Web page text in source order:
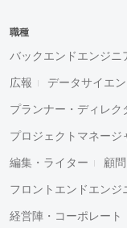
職種
バックエンドエンジニ
広報 データサイエ
プランナー・ディレク
プロジェクトマネージ
編集・ライター 顧
フロントエンドエンジ
経営陣・コーポレート